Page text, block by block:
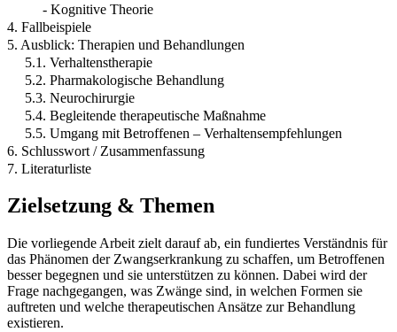
- Kognitive Theorie
4. Fallbeispiele
5. Ausblick: Therapien und Behandlungen
5.1. Verhaltenstherapie
5.2. Pharmakologische Behandlung
5.3. Neurochirurgie
5.4. Begleitende therapeutische Maßnahme
5.5. Umgang mit Betroffenen – Verhaltensempfehlungen
6. Schlusswort / Zusammenfassung
7. Literaturliste
Zielsetzung & Themen
Die vorliegende Arbeit zielt darauf ab, ein fundiertes Verständnis für
das Phänomen der Zwangserkrankung zu schaffen, um Betroffenen
besser begegnen und sie unterstützen zu können. Dabei wird der
Frage nachgegangen, was Zwänge sind, in welchen Formen sie
auftreten und welche therapeutischen Ansätze zur Behandlung
existieren.